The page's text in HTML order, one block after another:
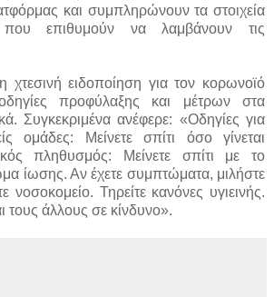
και συμπληρώνουν τα στοιχεία
επιθυμούν να λαμβάνουν τις
χτεσινή ειδοποίηση για τον κορωνοϊό
οδηγίες προφύλαξης και μέτρων στα
Συγκεκριμένα ανέφερε: «Οδηγίες για
ομάδες: Μείνετε σπίτι όσο γίνεται
πληθυσμός: Μείνετε σπίτι με το
ίωσης. Αν έχετε συμπτώματα, μιλήστε
νοσοκομείο. Τηρείτε κανόνες υγιεινής.
τους άλλους σε κίνδυνο».